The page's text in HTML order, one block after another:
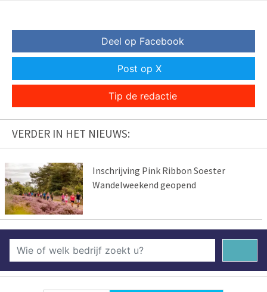
Deel op Facebook
Post op X
Tip de redactie
VERDER IN HET NIEUWS:
Inschrijving Pink Ribbon Soester
Wandelweekend geopend